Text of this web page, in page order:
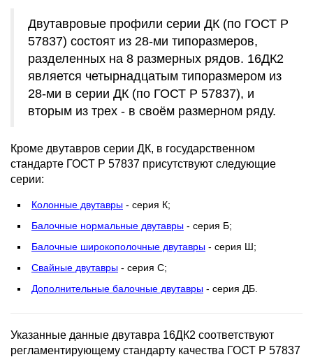
Двутавровые профили серии ДК (по ГОСТ Р
57837) состоят из 28-ми типоразмеров,
разделенных на 8 размерных рядов. 16ДК2
является четырнадцатым типоразмером из
28-ми в серии ДК (по ГОСТ Р 57837), и
вторым из трех - в своём размерном ряду.
Кроме двутавров серии ДК, в государственном
стандарте ГОСТ Р 57837 присутствуют следующие
серии:
Колонные двутавры - серия К;
Балочные нормальные двутавры - серия Б;
Балочные широкополочные двутавры - серия Ш;
Свайные двутавры - серия С;
Дополнительные балочные двутавры - серия ДБ.
Указанные данные двутавра 16ДК2 соответствуют
регламентирующему стандарту качества ГОСТ Р 57837